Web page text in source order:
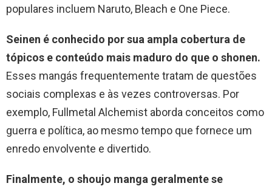
populares incluem Naruto, Bleach e One Piece.
Seinen é conhecido por sua ampla cobertura de
tópicos e conteúdo mais maduro do que o shonen.
Esses mangás frequentemente tratam de questões
sociais complexas e às vezes controversas. Por
exemplo, Fullmetal Alchemist aborda conceitos como
guerra e política, ao mesmo tempo que fornece um
enredo envolvente e divertido.
Finalmente, o shoujo manga geralmente se